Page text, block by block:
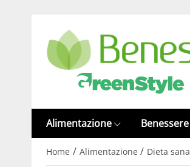
Alimentazione Benessere
Home / Alimentazione / Dieta sana